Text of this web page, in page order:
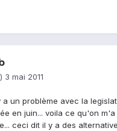
3 mai 2011
a un problème avec la
en juin... voila ce qu'on
ceci dit il y a des